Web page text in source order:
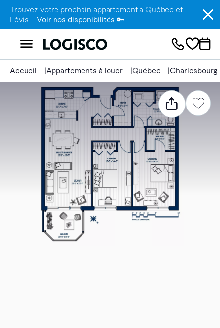
Trouvez votre prochain appartement à Québec et
Lévis – Voir nos disponibilités 🔑
Accueil Appartements à louer Québec Charlesbourg